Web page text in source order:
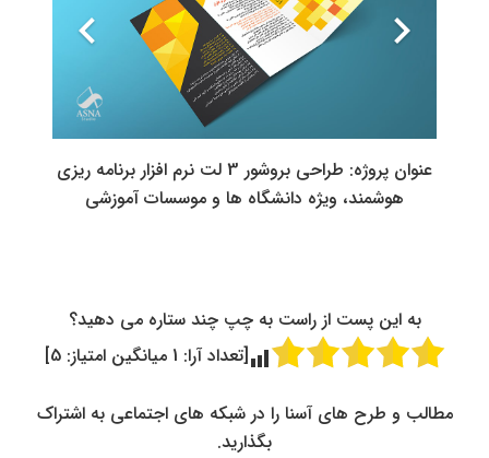
عنوان پروژه: طراحی بروشور 3 لت نرم افزار برنامه ریزی
هوشمند، ویژه دانشگاه ها و موسسات آموزشی
به این پست از راست به چپ چند ستاره می دهید؟
[تعداد آرا: 1 میانگین امتیاز:5
]
مطالب و طرح های آسنا را در شبکه های اجتماعی به اشتراک
بگذارید.